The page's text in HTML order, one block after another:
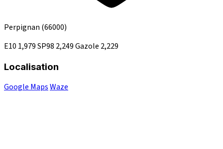
Perpignan (66000)
E10 1,979SP98 2,249Gazole 2,229
Localisation
Google MapsWaze